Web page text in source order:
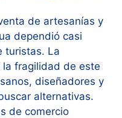
de artesanías y
dependió casi
turistas. La
fragilidad de este
diseñadores y
alternativas.
de comercio